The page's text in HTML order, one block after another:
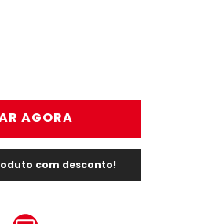
AGORA
com desconto!